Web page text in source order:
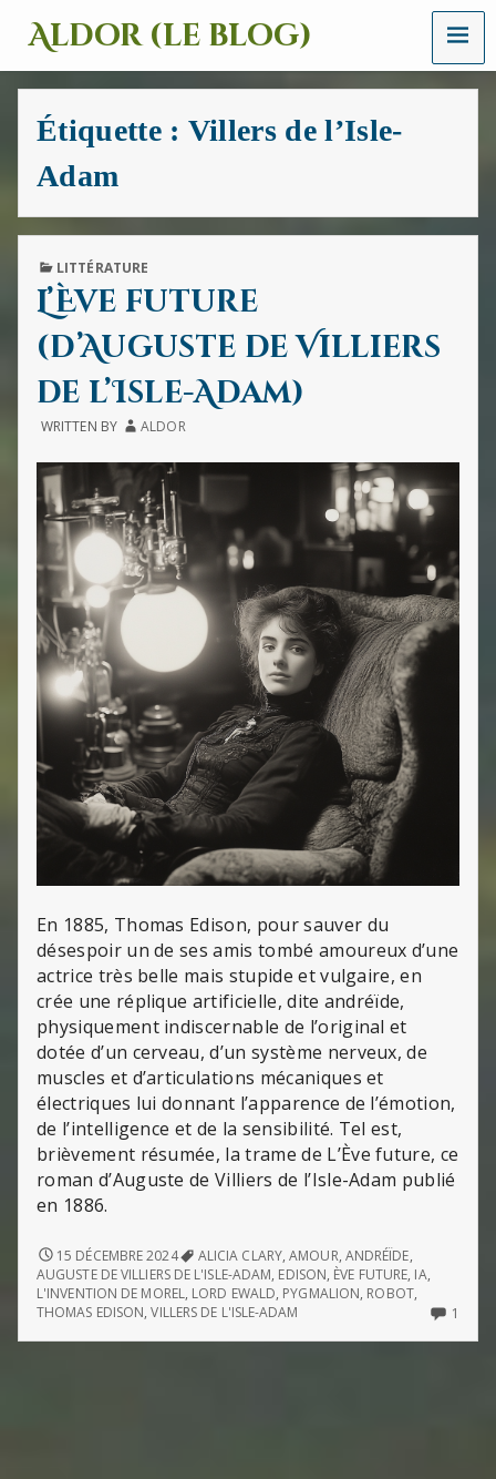
Aldor (le blog)
Un
site
avec
des
des
images
et
des
sons
MENU
Étiquette : Villers de l’Isle-
Adam
PUBLISHED
LITTÉRATURE
L’Ève future
(d’Auguste de Villiers
de l’Isle-Adam)
WRITTEN BY ALDOR
En 1885, Thomas Edison, pour sauver du
désespoir un de ses amis tombé amoureux d’une
actrice très belle mais stupide et vulgaire, en
crée une réplique artificielle, dite andréïde,
physiquement indiscernable de l’original et
dotée d’un cerveau, d’un système nerveux, de
muscles et d’articulations mécaniques et
électriques lui donnant l’apparence de l’émotion,
de l’intelligence et de la sensibilité. Tel est,
brièvement résumée, la trame de L’Ève future, ce
roman d’Auguste de Villiers de l’Isle-Adam publié
en 1886.
L’ÈVE
FUTURE
(D’AUGUSTE
DE
DE
15 DÉCEMBRE 2024 ALICIA CLARY,AMOUR, ANDRÉÏDE,
AUGUSTE DE VILLIERS DE L'ISLE-ADAM, EDISON, ÈVE FUTURE, IA,
L'INVENTION DE MOREL, LORD EWALD, PYGMALION, ROBOT,
THOMAS EDISON,VILLERS DE L'ISLE-ADAM 1